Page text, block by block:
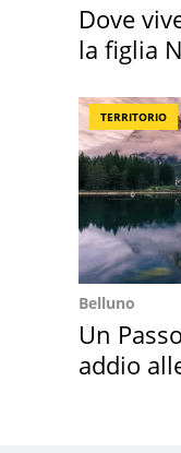
Dove
la figlia
TERRITORIO
Belluno
Un
addio